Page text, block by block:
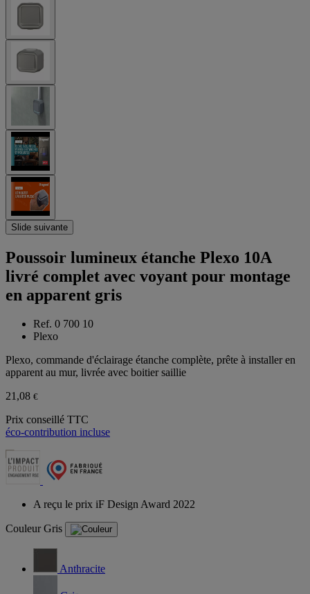
Slide suivante
Poussoir lumineux étanche Plexo 10A
livré complet avec voyant pour montage
en apparent gris
Ref. 0 700 10
Plexo
Plexo, commande d'éclairage étanche complète, prête à installer en
apparent au mur, livrée avec boitier saillie
21,08 €
Prix conseillé TTC
éco-contribution incluse
A reçu le prix iF Design Award 2022
Couleur Gris
Anthracite